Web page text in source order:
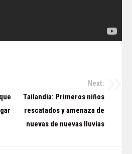
Next:
Tailandia: Primeros niños
rescatados y amenaza de
nuevas de nuevas lluvias